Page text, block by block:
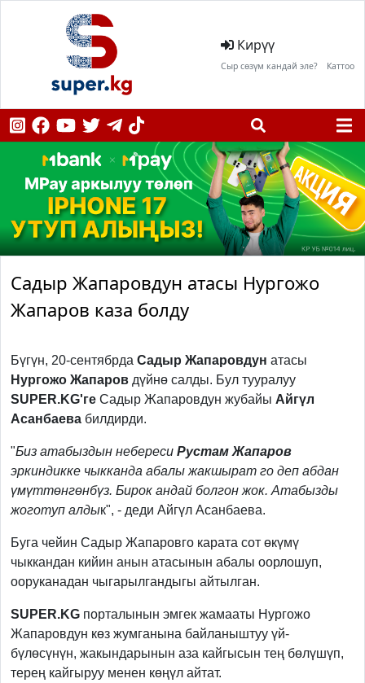
Кирүү
Сыр сөзүм кандай эле? Каттоо
Садыр Жапаровдун атасы Нургожо
Жапаров каза болду
Бүгүн, 20-сентябрда Садыр Жапаровдун атасы
Нургожо Жапаров дүйнө салды. Бул тууралуу
SUPER.KG'ге Садыр Жапаровдун жубайы Айгүл
Асанбаева билдирди.
"Биз атабыздын небереси Рустам Жапаров
эркиндикке чыкканда абалы жакшырат го деп абдан
үмүттөнгөнбүз. Бирок андай болгон жок. Атабызды
жоготуп алдык", - деди Айгүл Асанбаева.
Буга чейин Садыр Жапаровго карата сот өкүмү
чыккандан кийин анын атасынын абалы оорлошуп,
ооруканадан чыгарылгандыгы айтылган.
SUPER.KG порталынын эмгек жамааты Нургожо
Жапаровдун көз жумганына байланыштуу үй-
бүлөсүнүн, жакындарынын аза кайгысын тең бөлүшүп,
терең кайгыруу менен көңүл айтат.